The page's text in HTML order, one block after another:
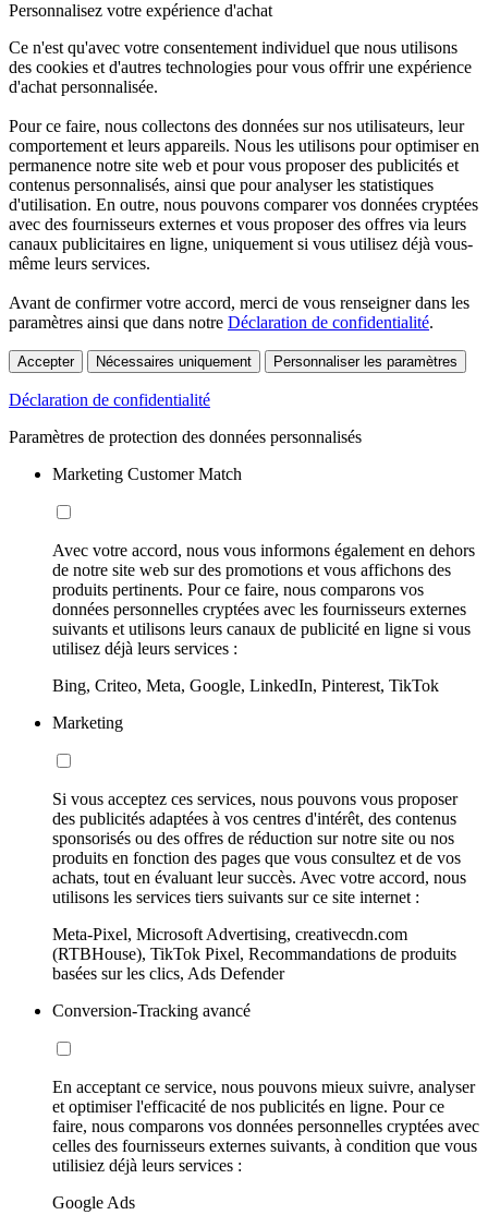
Personnalisez votre expérience d'achat
Ce n'est qu'avec votre consentement individuel que nous utilisons
des cookies et d'autres technologies pour vous offrir une expérience
d'achat personnalisée.
Pour ce faire, nous collectons des données sur nos utilisateurs, leur
comportement et leurs appareils. Nous les utilisons pour optimiser en
permanence notre site web et pour vous proposer des publicités et
contenus personnalisés, ainsi que pour analyser les statistiques
d'utilisation. En outre, nous pouvons comparer vos données cryptées
avec des fournisseurs externes et vous proposer des offres via leurs
canaux publicitaires en ligne, uniquement si vous utilisez déjà vous-
même leurs services.
Avant de confirmer votre accord, merci de vous renseigner dans les
paramètres ainsi que dans notre Déclaration de confidentialité.
Accepter Nécessaires uniquement Personnaliser les paramètres
Déclaration de confidentialité
Paramètres de protection des données personnalisés
Marketing Customer Match
Avec votre accord, nous vous informons également en dehors
de notre site web sur des promotions et vous affichons des
produits pertinents. Pour ce faire, nous comparons vos
données personnelles cryptées avec les fournisseurs externes
suivants et utilisons leurs canaux de publicité en ligne si vous
utilisez déjà leurs services :
Bing, Criteo, Meta, Google, LinkedIn, Pinterest, TikTok
Marketing
Si vous acceptez ces services, nous pouvons vous proposer
des publicités adaptées à vos centres d'intérêt, des contenus
sponsorisés ou des offres de réduction sur notre site ou nos
produits en fonction des pages que vous consultez et de vos
achats, tout en évaluant leur succès. Avec votre accord, nous
utilisons les services tiers suivants sur ce site internet :
Meta-Pixel, Microsoft Advertising, creativecdn.com
(RTBHouse), TikTok Pixel, Recommandations de produits
basées sur les clics, Ads Defender
Conversion-Tracking avancé
En acceptant ce service, nous pouvons mieux suivre, analyser
et optimiser l'efficacité de nos publicités en ligne. Pour ce
faire, nous comparons vos données personnelles cryptées avec
celles des fournisseurs externes suivants, à condition que vous
utilisiez déjà leurs services :
Google Ads